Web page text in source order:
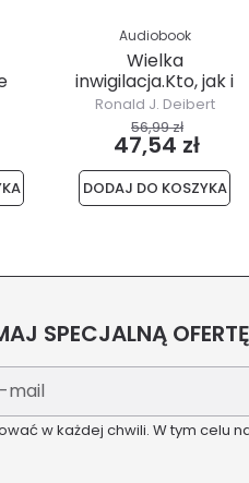
Audiobook
Wielka
inwigilacja.Kto, jak i
dlaczego...
Ronald J. Deibert
56,99 zł
47,54 zł
DODAJ DO KOSZYKA
SPECJALNĄ
w każdej chwili. W tym celu